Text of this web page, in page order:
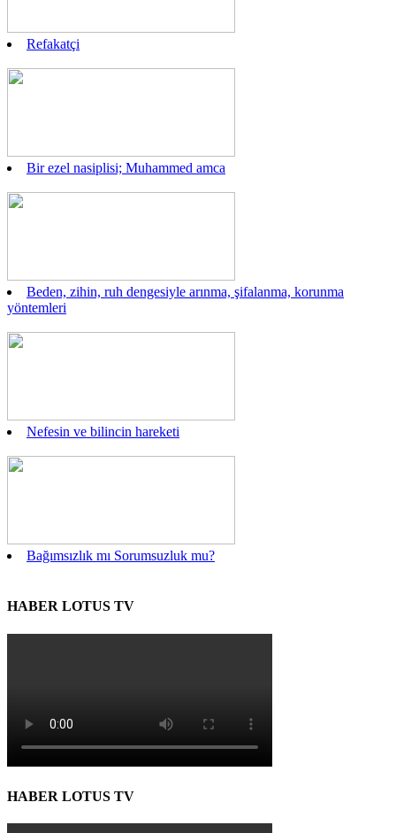
Refakatçi
Bir ezel nasiplisi; Muhammed amca
Beden, zihin, ruh dengesiyle arınma, şifalanma, korunma
yöntemleri
Nefesin ve bilincin hareketi
Bağımsızlık mı Sorumsuzluk mu?
HABER LOTUS TV
HABER LOTUS TV